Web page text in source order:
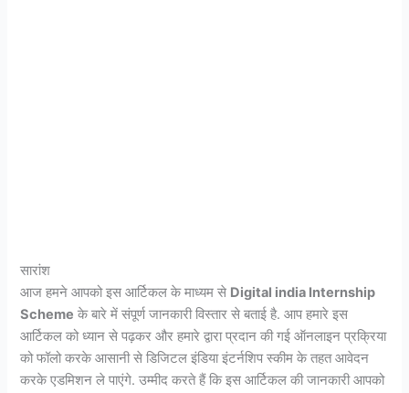
सारांश
आज हमने आपको इस आर्टिकल के माध्यम से Digital india Internship
Scheme के बारे में संपूर्ण जानकारी विस्तार से बताई है. आप हमारे इस
आर्टिकल को ध्यान से पढ़कर और हमारे द्वारा प्रदान की गई ऑनलाइन प्रक्रिया
को फॉलो करके आसानी से डिजिटल इंडिया इंटर्नशिप स्कीम के तहत आवेदन
करके एडमिशन ले पाएंगे. उम्मीद करते हैं कि इस आर्टिकल की जानकारी आपको